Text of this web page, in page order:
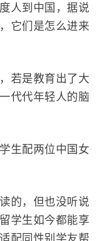
人到中国，据说
它们是怎么进来
若是教育出了大
代代年轻人的脑
生配两位中国女
的，但也没听说
学生如今都能享
配同性别学友帮